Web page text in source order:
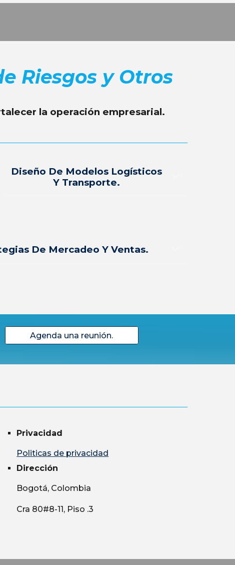
Riesgos y Otros
la operación empresarial.
Diseño De Modelos Logísticos
Y Transporte.
De Mercadeo Y Ventas.
Agenda una reunión.
Privacidad
Politicas de privacidad
Dirección
Bogotá, Colombia
Cra 80#8-11, Piso .3